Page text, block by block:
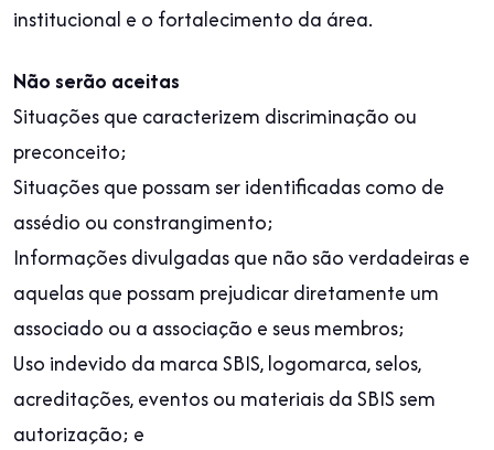
institucional e o fortalecimento da área.
Não serão aceitas
Situações que caracterizem discriminação ou
preconceito;
Situações que possam ser identificadas como de
assédio ou constrangimento;
Informações divulgadas que não são verdadeiras e
aquelas que possam prejudicar diretamente um
associado ou a associação e seus membros;
Uso indevido da marca SBIS, logomarca, selos,
acreditações, eventos ou materiais da SBIS sem
autorização; e